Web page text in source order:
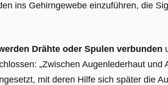
ins Gehirngewebe einzuführen, die
Drähte oder Spulen verbunden
„Zwischen Augenlederhaut und
mit deren Hilfe sich später die